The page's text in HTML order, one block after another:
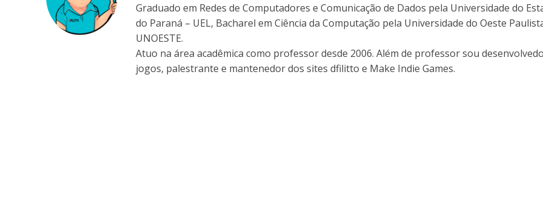
Graduado em Redes de Computadores e Comunicação de Dados pela Universidade do
do Paraná – UEL, Bacharel em Ciência da Computação pela Universidade do Oeste
UNOESTE.
Atuo na área acadêmica como professor desde 2006. Além de professor sou
jogos, palestrante e mantenedor dos sites dfilitto e Make Indie Games.